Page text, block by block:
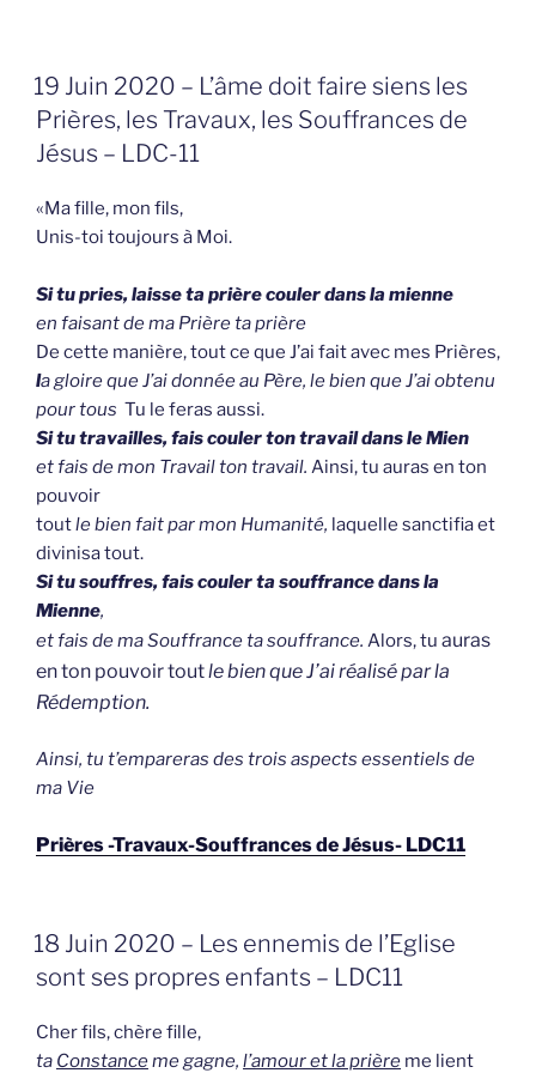
GEPLAATST
OP
19 Juin 2020 – L’âme doit faire siens les
Prières, les Travaux, les Souffrances de
Jésus – LDC-11
«Ma fille, mon fils,
Unis-toi toujours à Moi.
Si tu pries, laisse ta prière couler dans la mienne
en faisant de ma Prière ta prière
De cette manière, tout ce que J’ai fait avec mes Prières,
la gloire que J’ai donnée au Père, le bien que J’ai obtenu
pour tous Tu le feras aussi.
Si tu travailles, fais couler ton travail dans le Mien
et fais de mon Travail ton travail. Ainsi, tu auras en ton
pouvoir
toutle bien fait par mon Humanité, laquelle sanctifia et
divinisa tout.
Si tu souffres, fais couler ta souffrance dans la
Mienne,
et fais de ma Souffrance ta souffrance. Alors, tu auras
en ton pouvoir toutle bien que J’ai réalisé par la
Rédemption.
Ainsi, tu t’empareras des trois aspects essentiels de
ma Vie
Prières -Travaux-Souffrances de Jésus- LDC11
GEPLAATST
OP
18 Juin 2020 – Les ennemis de l’Eglise
sont ses propres enfants – LDC11
Cher fils, chère fille,
ta Constanceme gagne, l’amour et la prière me lient